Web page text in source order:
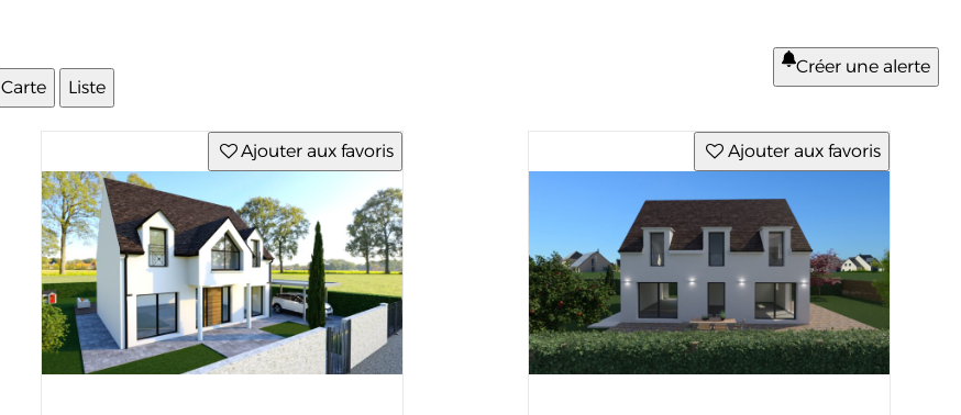
Carte Liste
Créer une alerte
Ajouter aux favoris Ajouter aux favoris